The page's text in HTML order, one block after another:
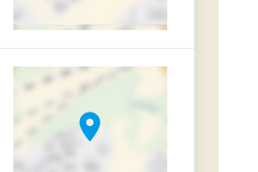
location_on